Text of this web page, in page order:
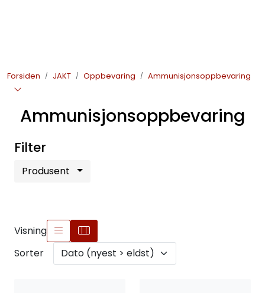
Forsiden JAKT Oppbevaring Ammunisjonsoppbevaring
Ammunisjonsoppbevaring
Filter
Produsent
Visning
Sorter
FISKE
FRILUFTSLIV
SOMMERSALG FISKE